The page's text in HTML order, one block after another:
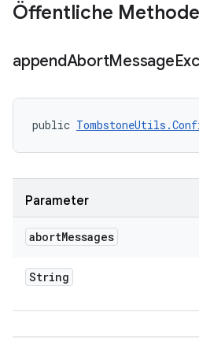
Öffentliche
appendAbortMessage
public
Parameter
abortMessages
String